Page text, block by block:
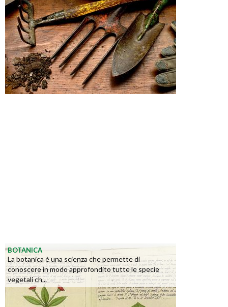
BOTANICA
La botanica è una scienza che permette di
conoscere in modo approfondito tutte le specie
vegetali ch...